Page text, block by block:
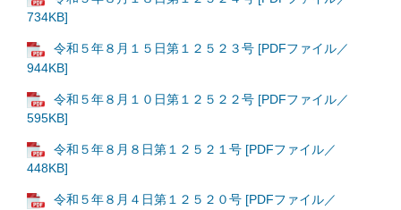
734KB]
令和５年８月１５日第１２５２３号 [PDFファイル／
944KB]
令和５年８月１０日第１２５２２号 [PDFファイル／
595KB]
令和５年８月８日第１２５２１号 [PDFファイル／
448KB]
令和５年８月４日第１２５２０号 [PDFファイル／